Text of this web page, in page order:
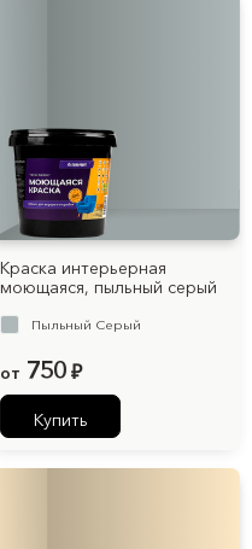
Краска интерьерная
моющаяся, пыльный серый
Пыльный Серый
от 750 ₽
Купить